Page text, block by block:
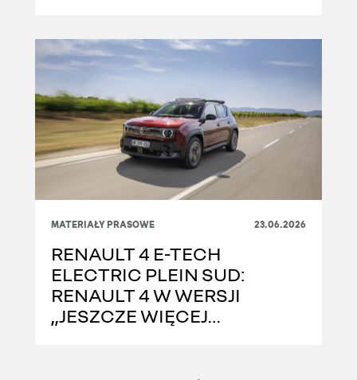
MATERIAŁY PRASOWE 23.06.2026
RENAULT 4 E-TECH
ELECTRIC PLEIN SUD:
RENAULT 4 W WERSJI
„JESZCZE WIĘCEJ